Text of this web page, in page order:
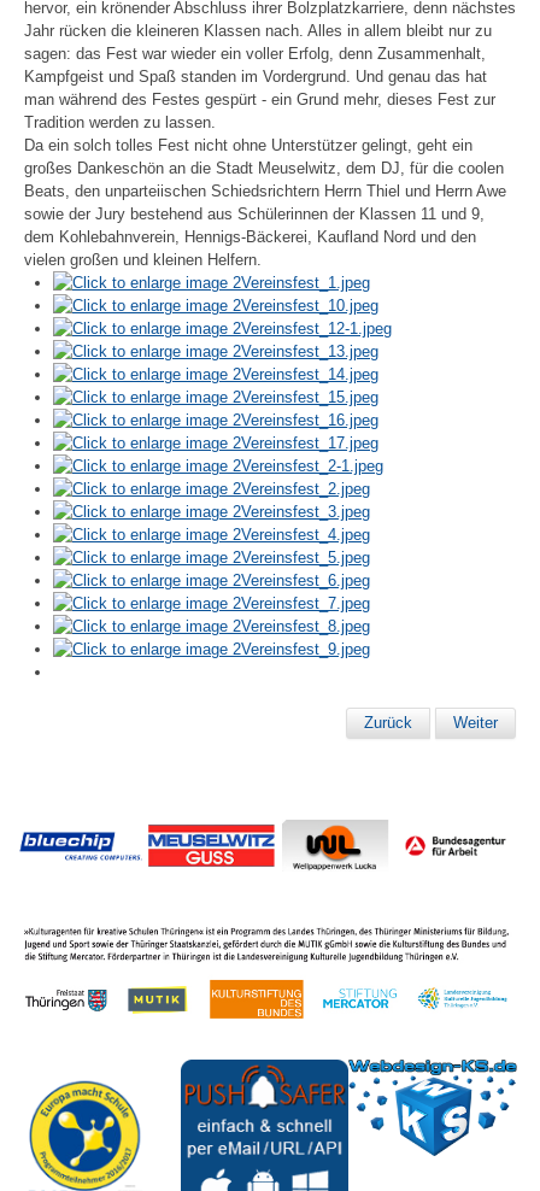
hervor, ein krönender Abschluss ihrer Bolzplatzkarriere, denn nächstes
Jahr rücken die kleineren Klassen nach. Alles in allem bleibt nur zu
sagen: das Fest war wieder ein voller Erfolg, denn Zusammenhalt,
Kampfgeist und Spaß standen im Vordergrund. Und genau das hat
man während des Festes gespürt - ein Grund mehr, dieses Fest zur
Tradition werden zu lassen.
Da ein solch tolles Fest nicht ohne Unterstützer gelingt, geht ein
großes Dankeschön an die Stadt Meuselwitz, dem DJ, für die coolen
Beats, den unparteiischen Schiedsrichtern Herrn Thiel und Herrn Awe
sowie der Jury bestehend aus Schülerinnen der Klassen 11 und 9,
dem Kohlebahnverein, Hennigs-Bäckerei, Kaufland Nord und den
vielen großen und kleinen Helfern.
Zurück Weiter